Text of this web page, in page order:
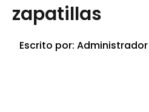
zapatillas
Escrito por: Administrador